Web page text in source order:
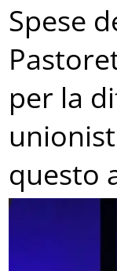
Spese
per la
questo